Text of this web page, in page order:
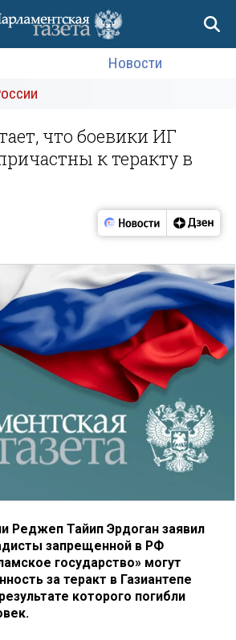
Новости
что боевики ИГ
к теракту в
Реджеп Тайип Эрдоган заявил
запрещенной в РФ
государство» могут
за теракт в Газиантепе
которого погибли